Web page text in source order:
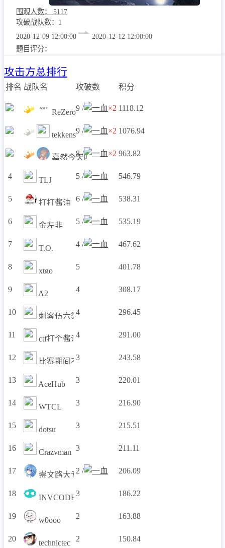
围观人数：
5117
攻破战队数：1
2020-12-09 12:00:00
2020-12-12 12:00:00
题目评分：
攻击方总排行
排名 战队名 攻破数 积分
ReZero9 / ×2 1118.12
tekkens9 / ×2 1076.94
嘉然今天吃什么
8 / ×2 963.82
4 TLJ 5 / 546.79
5 打打酱油 6 / 538.31
6 金左韭 5 / 535.19
7 T.O. 4 / 467.62
8 xtgo 5 401.78
9 A2 4 308.17
10 刺客伍六柒4 296.45
11 ctf打个酱油4 291.00
12 比赛期间不能退出战队
3 243.58
13 AceHub 3 220.01
14 WTCL 3 216.90
15 dotsu_ 3 215.51
16 Crazyman 3 211.11
17 崇文路大专2 / 206.09
18 INVCODE 3 186.22
19 w0ooo 2 163.88
20 technictec 2 150.84